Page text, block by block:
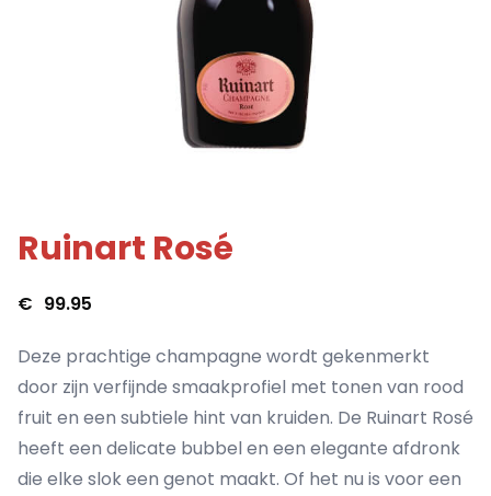
Ruinart Rosé
€ 99.95
Deze prachtige champagne wordt gekenmerkt
door zijn verfijnde smaakprofiel met tonen van rood
fruit en een subtiele hint van kruiden. De Ruinart Rosé
heeft een delicate bubbel en een elegante afdronk
die elke slok een genot maakt. Of het nu is voor een